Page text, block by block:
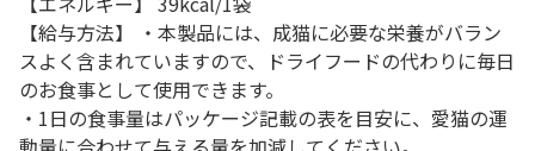
【給与方法】 ・本製品には、成猫に必要な栄養がバラン
スよく含まれていますので、ドライフードの代わりに毎日
のお食事として使用できます。
・1日の食事量はパッケージ記載の表を目安に、愛猫の運